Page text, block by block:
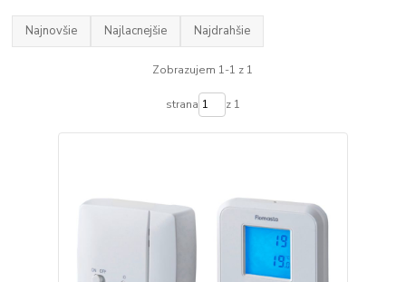
Najnovšie Najlacnejšie Najdrahšie
Zobrazujem 1-1 z 1
strana z 1